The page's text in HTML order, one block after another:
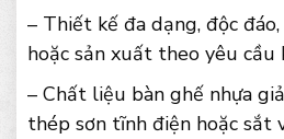
– Thiết kế đa dạng, độc
hoặc sản xuất theo yêu cầu
– Chất liệu bàn ghế nhựa
thép sơn tĩnh điện hoặc sắt